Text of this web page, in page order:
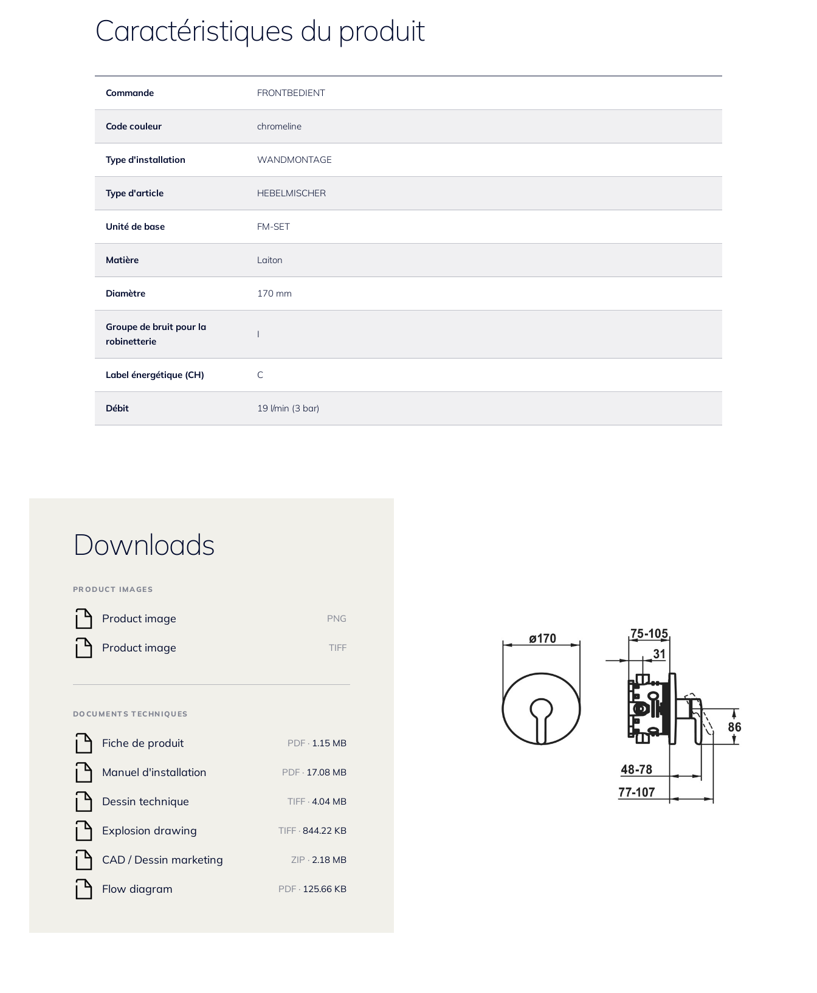
Caractéristiques du produit
Commande FRONTBEDIENT
Code couleur chromeline
Type d'installation WANDMONTAGE
Type d'article HEBELMISCHER
Unité de base FM-SET
Matière Laiton
Diamètre 170 mm
Groupe de bruit pour la
robinetterie
I
Label énergétique (CH) C
Débit 19 l/min (3 bar)
Downloads
PRODUCT IMAGES
Product image PNG
Product image TIFF
DOCUMENTS TECHNIQUES
Fiche de produit PDF · 1.15 MB
Manuel d'installation PDF · 17.08 MB
Dessin technique TIFF · 4.04 MB
Explosion drawing TIFF · 844.22 KB
CAD / Dessin marketing ZIP · 2.18 MB
Flow diagram PDF · 125.66 KB